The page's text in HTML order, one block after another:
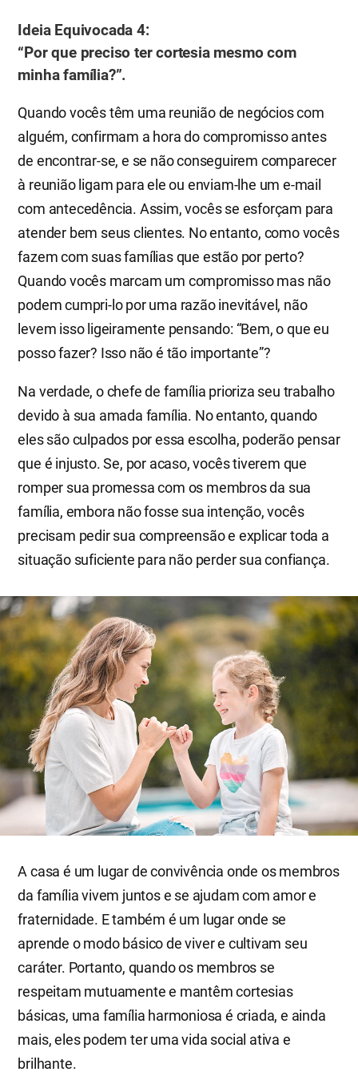
​Ideia Equivocada 4:
“Por que preciso ter cortesia mesmo com
minha família?”.
Quando vocês têm uma reunião de negócios com
alguém, confirmam a hora do compromisso antes
de encontrar-se, e se não conseguirem comparecer
à reunião ligam para ele ou enviam-lhe um e-mail
com antecedência. Assim, vocês se esforçam para
atender bem seus clientes. No entanto, como vocês
fazem com suas famílias que estão por perto?
Quando vocês marcam um compromisso mas não
podem cumpri-lo por uma razão inevitável, não
levem isso ligeiramente pensando: “Bem, o que eu
posso fazer? Isso não é tão importante”?
Na verdade, o chefe de família prioriza seu trabalho
devido à sua amada família. No entanto, quando
eles são culpados por essa escolha, poderão pensar
que é injusto. Se, por acaso, vocês tiverem que
romper sua promessa com os membros da sua
família, embora não fosse sua intenção, vocês
precisam pedir sua compreensão e explicar toda a
situação suficiente para não perder sua confiança.
A casa é um lugar de convivência onde os membros
da família vivem juntos e se ajudam com amor e
fraternidade. E também é um lugar onde se
aprende o modo básico de viver e cultivam seu
caráter. Portanto, quando os membros se
respeitam mutuamente e mantêm cortesias
básicas, uma família harmoniosa é criada, e ainda
mais, eles podem ter uma vida social ativa e
brilhante.